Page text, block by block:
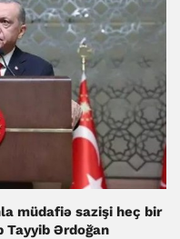
müdafiə sazişi heç bir
Tayyib Ərdoğan